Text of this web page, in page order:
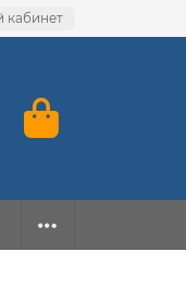
кабинет